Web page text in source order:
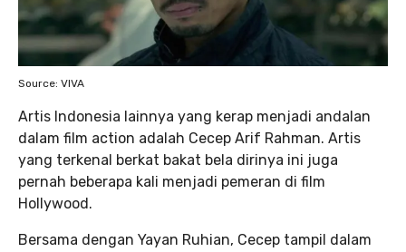
Source: VIVA
Artis Indonesia lainnya yang kerap menjadi andalan
dalam film action adalah Cecep Arif Rahman. Artis
yang terkenal berkat bakat bela dirinya ini juga
pernah beberapa kali menjadi pemeran di film
Hollywood.
Bersama dengan Yayan Ruhian, Cecep tampil dalam